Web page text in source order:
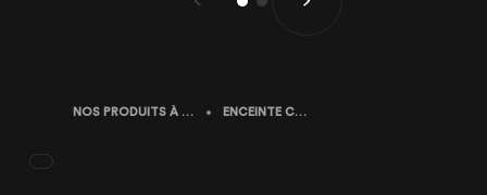
NOS PRODUITS À LA LOCATION ENCEINTE CODA SC2-F GRAVE SENSOR